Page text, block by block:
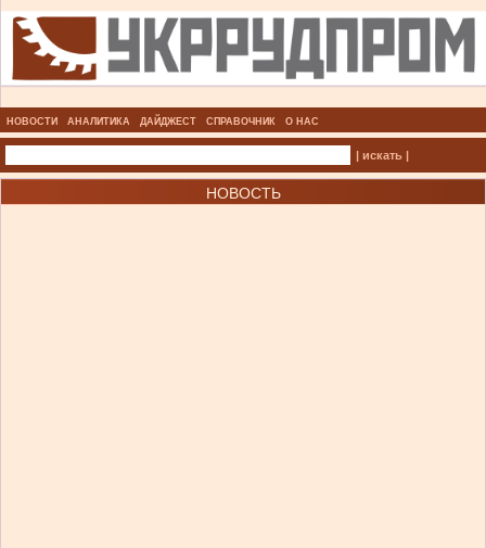
НОВОСТИ АНАЛИТИКА ДАЙДЖЕСТ СПРАВОЧНИК О НАС
| искать |
НОВОСТЬ